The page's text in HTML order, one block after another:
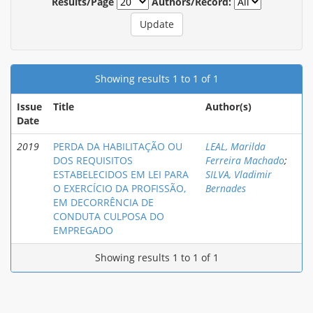
Showing results 1 to 1 of 1
Issue
Date
Title Author(s)
2019
PERDA DA HABILITAÇÃO OU
DOS REQUISITOS
ESTABELECIDOS EM LEI PARA
O EXERCÍCIO DA PROFISSÃO,
EM DECORRÊNCIA DE
CONDUTA CULPOSA DO
EMPREGADO
LEAL, Marilda
Ferreira Machado;
SILVA, Vladimir
Bernades
Showing results 1 to 1 of 1